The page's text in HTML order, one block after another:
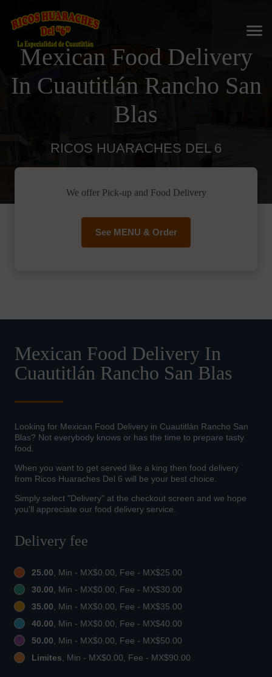
Mexican Food Delivery
In Cuautitlán Rancho San
Blas
RICOS HUARACHES DEL 6
We offer Pick-up and Food Delivery
See MENU & Order
Mexican Food Delivery In
Cuautitlán Rancho San Blas
Looking for Mexican Food Delivery in Cuautitlán Rancho San
Blas? Not everybody knows or has the time to prepare tasty
food.
When you want to get served like a king then food delivery
from Ricos Huaraches Del 6 will be your best choice.
Simply select "Delivery" at the checkout screen and we hope
you'll appreciate our food delivery service.
Delivery fee
25.00, Min - MX$0.00, Fee - MX$25.00
30.00, Min - MX$0.00, Fee - MX$30.00
35.00, Min - MX$0.00, Fee - MX$35.00
40.00, Min - MX$0.00, Fee - MX$40.00
50.00, Min - MX$0.00, Fee - MX$50.00
Limites, Min - MX$0.00, Fee - MX$90.00